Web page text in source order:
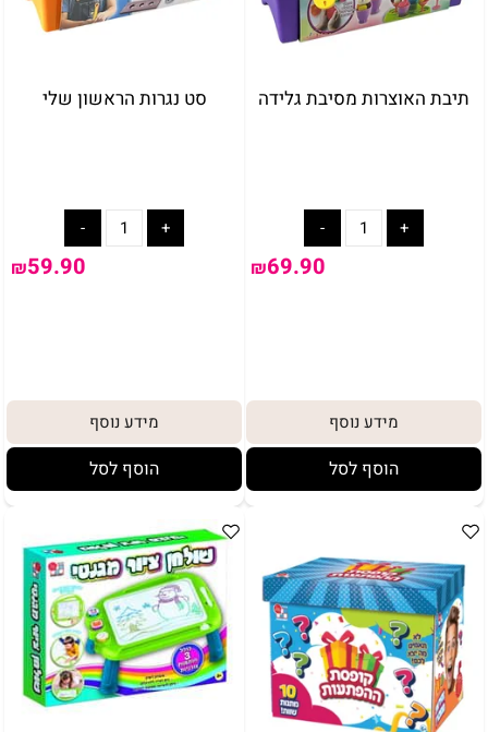
תיבת האוצרות מסיבת גלידה
₪69.90
מידע נוסף
הוסף לסל
סט נגרות הראשון שלי
₪59.90
מידע נוסף
הוסף לסל